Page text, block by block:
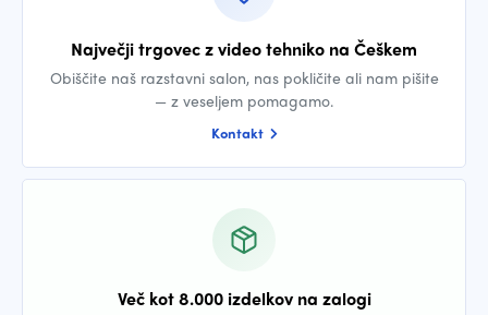
Največji trgovec z video tehniko na Češkem
Obiščite naš razstavni salon, nas pokličite ali nam pišite
— z veseljem pomagamo.
Kontakt
Več kot 8.000 izdelkov na zalogi